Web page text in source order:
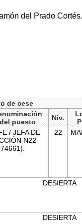
del Prado Cortés.
de cese
del puesto
Niv.
/ JEFA DE
N22
22
DESIERTA
DESIERTA